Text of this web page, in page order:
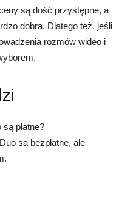
są dość przystępne, a
dobra. Dlatego też, jeśli
rozmów wideo i
płatne?
są bezpłatne, ale